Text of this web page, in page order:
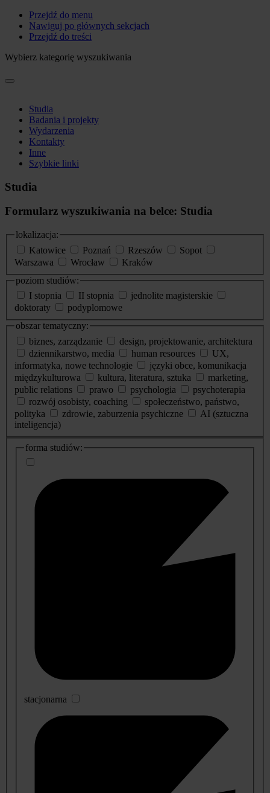
Przejdź do menu
Nawiguj po głównych sekcjach
Przejdź do treści
Wybierz kategorię wyszukiwania
Studia
Badania i projekty
Wydarzenia
Kontakty
Inne
Szybkie linki
Studia
Formularz wyszukiwania na belce: Studia
lokalizacja:
Katowice
Poznań Rzeszów
Sopot
Warszawa
Wrocław
Kraków
poziom studiów:
I stopnia
II stopnia
jednolite magisterskie
doktoraty
podyplomowe
obszar tematyczny:
biznes, zarządzanie
design, projektowanie, architektura
dziennikarstwo, media
human resources
UX,
informatyka, nowe technologie
języki obce, komunikacja
międzykulturowa
kultura, literatura, sztuka
marketing,
public relations
prawo psychologia
psychoterapia
rozwój osobisty, coaching
społeczeństwo, państwo,
polityka
zdrowie, zaburzenia psychiczne
AI (sztuczna
inteligencja)
dodatkowe
informacje
forma studiów:
stacjonarna